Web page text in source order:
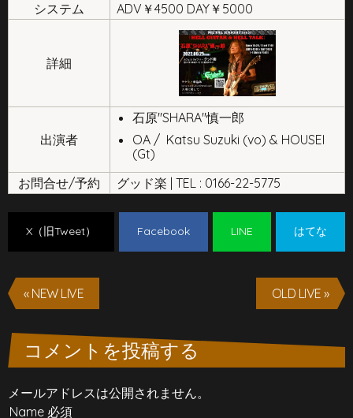
システム
ADV￥4500 DAY￥5000
詳細
出演者
石原"SHARA"慎一郎
OA / Katsu Suzuki (vo) & HOUSEI
(Gt)
お問合せ/予約
グッド楽 | TEL : 0166-22-5775
X（旧Tweet） Facebook LINE はてな
« NEW LIVE OLD LIVE »
コメントを投稿する
メールアドレスは公開されません。
Name 必須